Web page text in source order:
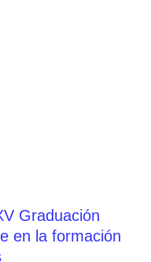
Graduación
en la formación